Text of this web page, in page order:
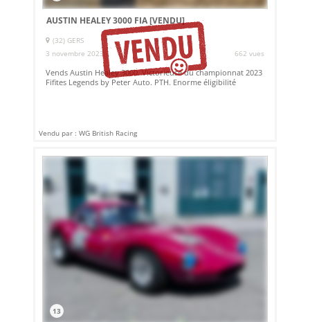
AUSTIN HEALEY 3000 FIA[VENDU]
(32) GERS
3 novembre 2023
662 vues
Vends Austin Healey 3000. Victorieuse du championnat 2023
Fifites Legends by Peter Auto. PTH. Enorme éligibilité
Vendu par : WG British Racing
13